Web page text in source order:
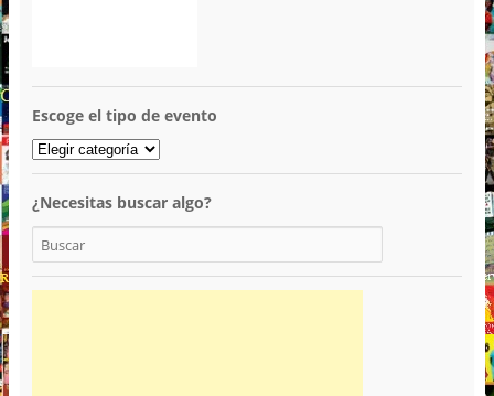
Escoge el tipo de evento
¿Necesitas buscar algo?